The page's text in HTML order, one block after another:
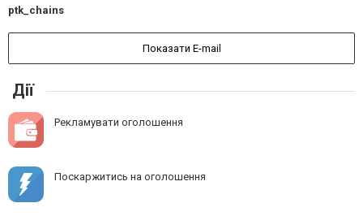
ptk_chains
Показати E-mail
Дії
Рекламувати оголошення
Поскаржитись на оголошення